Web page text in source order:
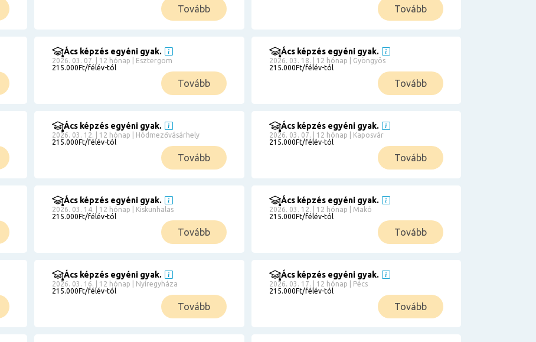
Tovább Tovább
Ács képzés egyéni gyak.
2026. 03. 07. | 12 hónap | Esztergom
215.000Ft/félév-tól
Tovább
Ács képzés egyéni gyak.
2026. 03. 18. | 12 hónap | Gyöngyös
215.000Ft/félév-tól
Tovább
Ács képzés egyéni gyak.
2026. 03. 12. | 12 hónap | Hódmezővásárhely
215.000Ft/félév-tól
Tovább
Ács képzés egyéni gyak.
2026. 03. 07. | 12 hónap | Kaposvár
215.000Ft/félév-tól
Tovább
Ács képzés egyéni gyak.
2026. 03. 14. | 12 hónap | Kiskunhalas
215.000Ft/félév-tól
Tovább
Ács képzés egyéni gyak.
2026. 03. 12. | 12 hónap | Makó
215.000Ft/félév-tól
Tovább
Ács képzés egyéni gyak.
2026. 03. 16. | 12 hónap | Nyíregyháza
215.000Ft/félév-tól
Tovább
Ács képzés egyéni gyak.
2026. 03. 17. | 12 hónap | Pécs
215.000Ft/félév-tól
Tovább